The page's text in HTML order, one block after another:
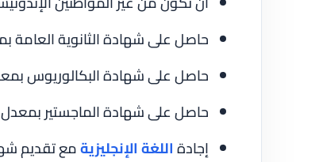
حاصل على شهادة الثانوية العامة
حاصل على شهادة البكالوريوس
حاصل على شهادة الماجستير بمعدل
إجادةاللغة الإنجليزية